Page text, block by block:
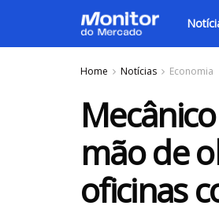
Home Notícias Economia
mão de
oficinas